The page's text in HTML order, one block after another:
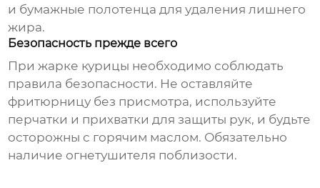
и бумажные полотенца для удаления лишнего
жира.
Безопасность прежде всего
При жарке курицы необходимо соблюдать
правила безопасности. Не оставляйте
фритюрницу без присмотра, используйте
перчатки и прихватки для защиты рук, и будьте
осторожны с горячим маслом. Обязательно
наличие огнетушителя поблизости.